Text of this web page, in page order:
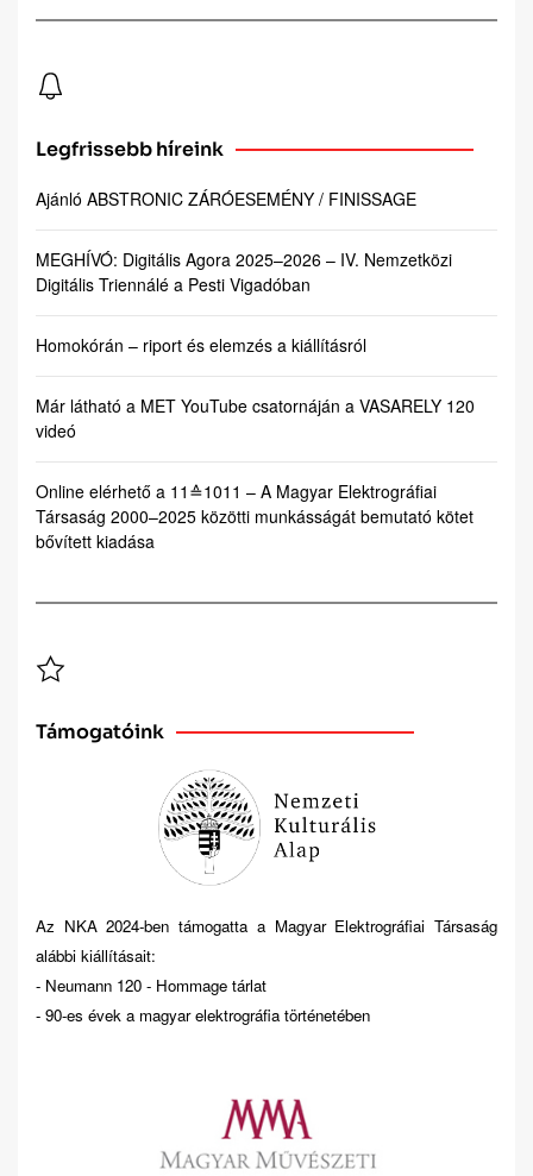
Legfrissebb híreink
Ajánló ABSTRONIC ZÁRÓESEMÉNY / FINISSAGE
MEGHÍVÓ: Digitális Agora 2025–2026 – IV. Nemzetközi
Digitális Triennálé a Pesti Vigadóban
Homokórán – riport és elemzés a kiállításról
Már látható a MET YouTube csatornáján a VASARELY 120
videó
Online elérhető a 11≙1011 – A Magyar Elektrográfiai
Társaság 2000–2025 közötti munkásságát bemutató kötet
bővített kiadása
Támogatóink
Az NKA 2024-ben támogatta a Magyar Elektrográfiai Társaság
alábbi kiállításait:
- Neumann 120 - Hommage tárlat
- 90-es évek a magyar elektrográfia történetében